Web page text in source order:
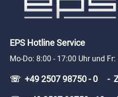
EPS Hotline Service
Mo-Do: 8:00 - 17:00 Uhr und
☏ +49 2507 98750 - 0 -